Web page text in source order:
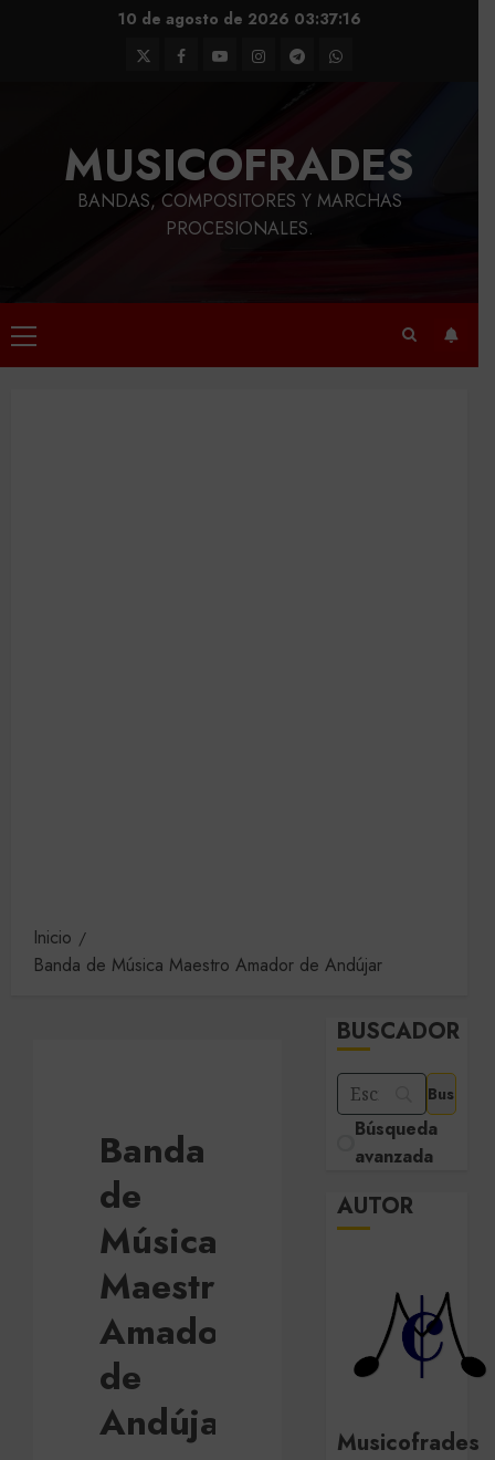
10 de agosto de 2026 03:37:17
TwitterFacebook
YoutubeInstagram
TelegramWhatsApp
MUSICOFRADES
BANDAS, COMPOSITORES Y MARCHAS
PROCESIONALES.
Menú
principal
Inicio
Banda de Música Maestro Amador de Andújar
Banda
de
Música
Maestro
Amador
de
Andújar
BUSCADOR
Búsqueda
avanzada
AUTOR
Musicofrades